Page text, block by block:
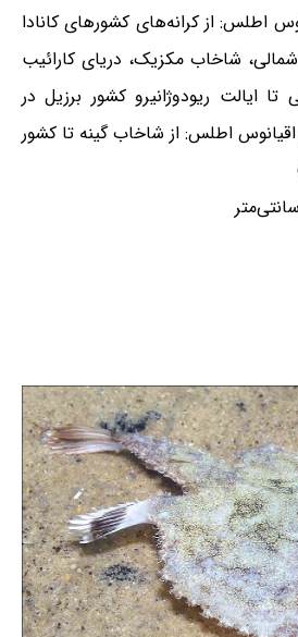
اطلس: از کرانه‌های کشورهای کانادا
شاخاب مکزیک، دریای کارائیب
ایالت ریودوژانیرو کشور برزیل در
اطلس: از شاخاب گینه تا کشور